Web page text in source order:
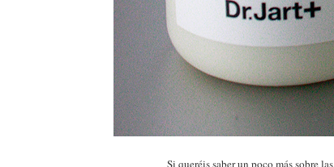
Si queréis saber un poco más sobre las